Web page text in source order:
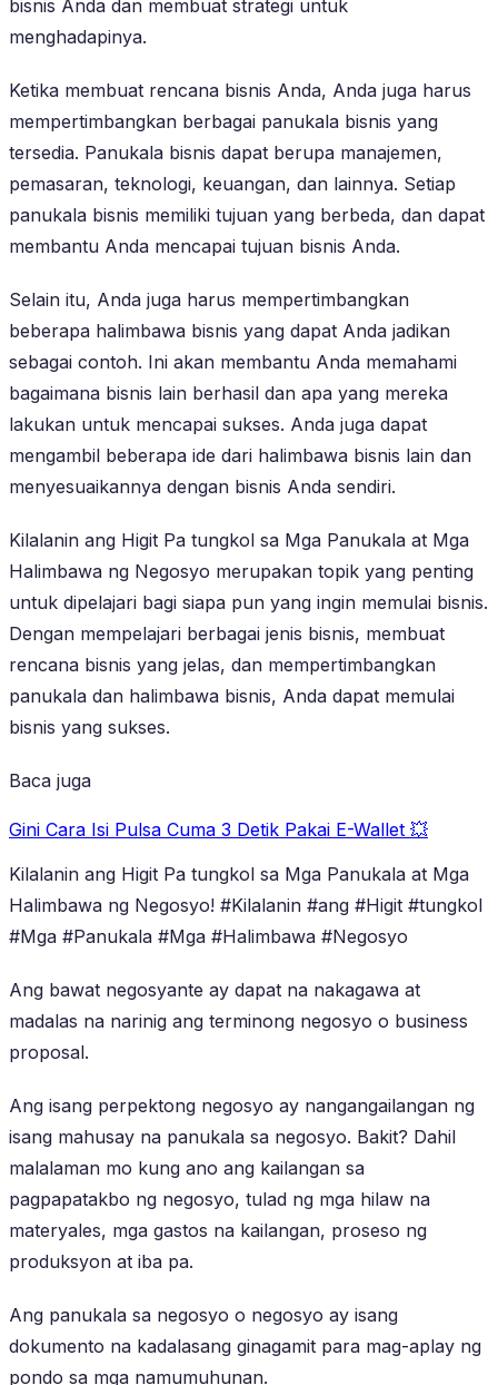
bisnis Anda dan membuat strategi untuk
menghadapinya.
Ketika membuat rencana bisnis Anda, Anda juga harus
mempertimbangkan berbagai panukala bisnis yang
tersedia. Panukala bisnis dapat berupa manajemen,
pemasaran, teknologi, keuangan, dan lainnya. Setiap
panukala bisnis memiliki tujuan yang berbeda, dan dapat
membantu Anda mencapai tujuan bisnis Anda.
Selain itu, Anda juga harus mempertimbangkan
beberapa halimbawa bisnis yang dapat Anda jadikan
sebagai contoh. Ini akan membantu Anda memahami
bagaimana bisnis lain berhasil dan apa yang mereka
lakukan untuk mencapai sukses. Anda juga dapat
mengambil beberapa ide dari halimbawa bisnis lain dan
menyesuaikannya dengan bisnis Anda sendiri.
Kilalanin ang Higit Pa tungkol sa Mga Panukala at Mga
Halimbawa ng Negosyo merupakan topik yang penting
untuk dipelajari bagi siapa pun yang ingin memulai bisnis.
Dengan mempelajari berbagai jenis bisnis, membuat
rencana bisnis yang jelas, dan mempertimbangkan
panukala dan halimbawa bisnis, Anda dapat memulai
bisnis yang sukses.
Baca juga
Gini Cara Isi Pulsa Cuma 3 Detik Pakai E-Wallet 💥
Kilalanin ang Higit Pa tungkol sa Mga Panukala at Mga
Halimbawa ng Negosyo! #Kilalanin #ang #Higit #tungkol
#Mga #Panukala #Mga #Halimbawa #Negosyo
Ang bawat negosyante ay dapat na nakagawa at
madalas na narinig ang terminong negosyo o business
proposal.
Ang isang perpektong negosyo ay nangangailangan ng
isang mahusay na panukala sa negosyo. Bakit? Dahil
malalaman mo kung ano ang kailangan sa
pagpapatakbo ng negosyo, tulad ng mga hilaw na
materyales, mga gastos na kailangan, proseso ng
produksyon at iba pa.
Ang panukala sa negosyo o negosyo ay isang
dokumento na kadalasang ginagamit para mag-aplay ng
pondo sa mga namumuhunan.